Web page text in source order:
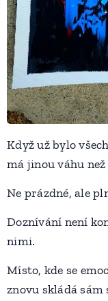
Když už bylo
má jinou váhu
Ne prázdné, ale
Doznívání není
nimi.
Místo, kde se
znovu skládá sám